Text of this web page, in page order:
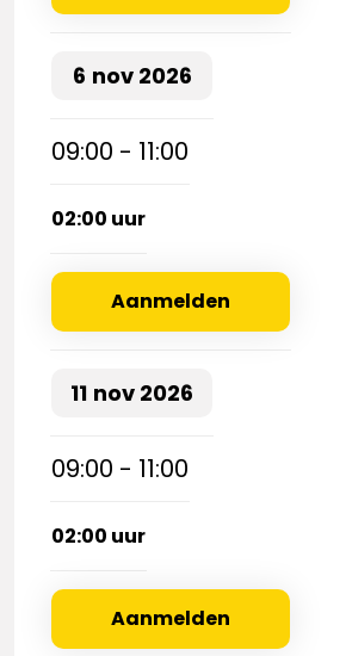
6 nov2026
09:00 - 11:00
02:00 uur
Aanmelden
11 nov 2026
09:00 - 11:00
02:00 uur
Aanmelden